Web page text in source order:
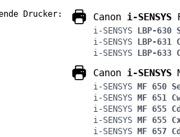
Drucker:
Canon i-SENSYS
i-SENSYS LBP-630
i-SENSYS LBP-631
i-SENSYS LBP-633
Canon i-SENSYS
i-SENSYS MF 650
i-SENSYS MF 651
i-SENSYS MF 655
i-SENSYS MF 655
i-SENSYS MF 657